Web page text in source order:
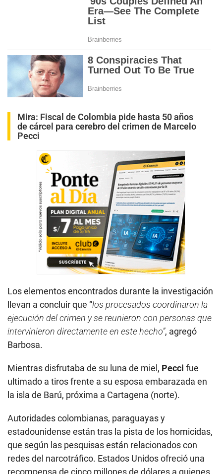
Mira: Fiscal de Colombia pide hasta 50 años
de cárcel para cerebro del crimen de Marcelo
Pecci
Los elementos encontrados durante la investigación
llevan a concluir que “los procesados coordinaron la
ejecución del crimen y se reunieron con personas que
intervinieron directamente en este hecho”, agregó
Barbosa.
Mientras disfrutaba de su luna de miel, Pecci fue
ultimado a tiros frente a su esposa embarazada en
la isla de Barú, próxima a Cartagena (norte).
Autoridades colombianas, paraguayas y
estadounidense están tras la pista de los homicidas,
que según las pesquisas están relacionados con
redes del narcotráfico. Estados Unidos ofreció una